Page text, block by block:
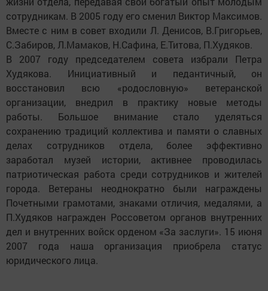
сотрудникам. В 2005 году его сменил Виктор Максимов.
Вместе с ним в cовет входили Л. Денисов, В.Григорьев,
С.Забиров, Л.Мамаков, Н.Сафина, Е.Титова, П.Худяков.
В 2007 году председателем cовета избрали Петра
Худякова. Инициативный и педантичный, он
восстановил всю «родословную» ветеранской
организации, внедрил в практику новые методы
работы. Большое внимание стало уделяться
сохранению традиций коллектива и памяти о славных
делах сотрудников отдела, более эффективно
заработал музей истории, активнее проводилась
патриотическая работа среди сотрудников и жителей
города. Ветераны неоднократно были награждены
Почетными грамотами, знаками отличия, медалями, а
П.Худяков награжден Россоветом органов внутренних
дел и внутренних войск орденом «За заслуги». 15 июня
2007 года наша организация приобрела статус
юридического лица.